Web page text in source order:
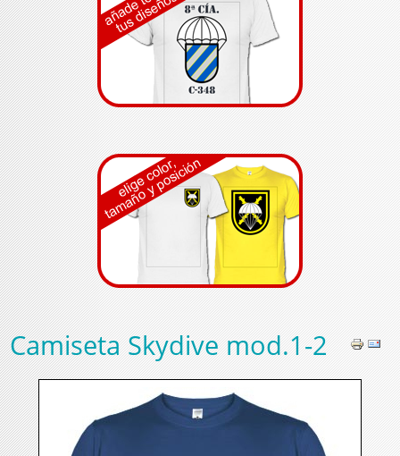
Camiseta Skydive mod.1-2